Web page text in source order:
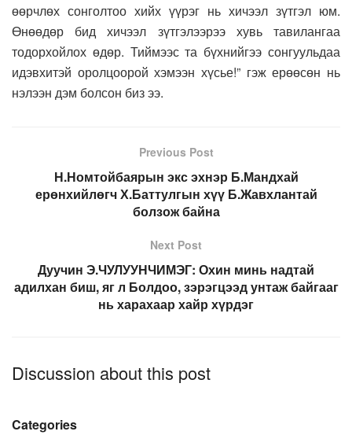
өөрчлөх сонголтоо хийх үүрэг нь хичээл зүтгэл юм.
Өнөөдөр бид хичээл зүтгэлээрээ хувь тавилангаа
тодорхойлох өдөр. Тиймээс та бүхнийгээ сонгуульдаа
идэвхитэй оролцоорой хэмээн хүсье!” гэж ерөөсөн нь
нэлээн дэм болсон биз ээ.
Previous Post
Н.Номтойбаярын экс эхнэр Б.Мандхай
ерөнхийлөгч Х.Баттулгын хүү Б.Жавхлантай
болзож байна
Next Post
Дуучин Э.ЧУЛУУНЧИМЭГ: Охин минь надтай
адилхан биш, яг л Болдоо, зэрэгцээд унтаж байгааг
нь харахаар хайр хүрдэг
Discussion about this post
Categories